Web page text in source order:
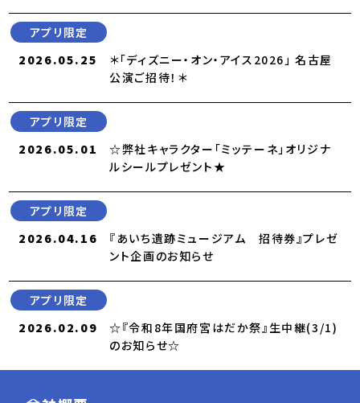
アプリ限定
2026.05.25
＊「ディズニー・オン・アイス2026」 名古屋
公演ご招待！＊
アプリ限定
2026.05.01
☆弊社キャラクター「ミッテーネ」オリジナ
ルシールプレゼント★
アプリ限定
2026.04.16
『あいち遺跡ミュージアム 招待券』プレゼ
ント企画のお知らせ
アプリ限定
2026.02.09
☆『令和8年国府宮はだか祭』生中継(3/1)
のお知らせ☆